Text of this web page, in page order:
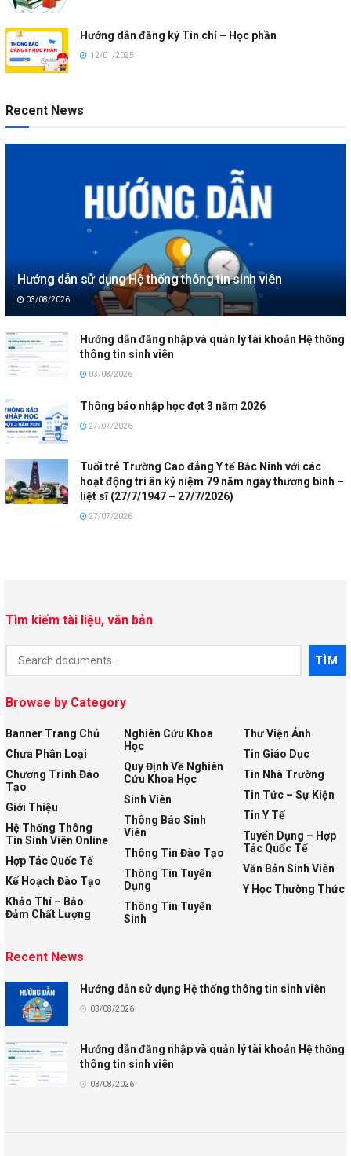
Hướng dẫn đăng ký Tín chỉ – Học phần
12/01/2025
Recent News
Hướng dẫn sử dụng Hệ thống thông tin sinh viên
03/08/2026
Hướng dẫn đăng nhập và quản lý tài khoản Hệ thống
thông tin sinh viên
03/08/2026
Thông báo nhập học đợt 3 năm 2026
27/07/2026
Tuổi trẻ Trường Cao đẳng Y tế Bắc Ninh với các
hoạt động tri ân kỷ niệm 79 năm ngày thương binh –
liệt sĩ (27/7/1947 – 27/7/2026)
27/07/2026
Tìm kiếm tài liệu, văn bản
TÌM
Browse by Category
Banner Trang Chủ
Chưa Phân Loại
Chương Trình Đào
Tạo
Giới Thiệu
Hệ Thống Thông
Tin Sinh Viên Online
Hợp Tác Quốc Tế
Kế Hoạch Đào Tạo
Khảo Thí – Bảo
Đảm Chất Lượng
Nghiên Cứu Khoa
Học
Quy Định Về Nghiên
Cứu Khoa Học
Sinh Viên
Thông Báo Sinh
Viên
Thông Tin Đào Tạo
Thông Tin Tuyển
Dụng
Thông Tin Tuyển
Sinh
Thư Viện Ảnh
Tin Giáo Dục
Tin Nhà Trường
Tin Tức – Sự Kiện
Tin Y Tế
Tuyển Dụng – Hợp
Tác Quốc Tế
Văn Bản Sinh Viên
Y Học Thường Thức
Recent News
Hướng dẫn sử dụng Hệ thống thông tin sinh viên
03/08/2026
Hướng dẫn đăng nhập và quản lý tài khoản Hệ thống
thông tin sinh viên
03/08/2026